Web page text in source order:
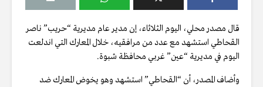
قال مصدر محلي، اليوم الثلاثاء، إن مدير عام مديرية “حريب” ناصر
القحاطي استشهد مع عدد من مرافقيه، خلال المعارك التي اندلعت
اليوم في مديرية “عين” غربي محافظة شبوة.
وأضاف المصدر، أن “القحاطي” استشهد وهو يخوض المعارك ضد